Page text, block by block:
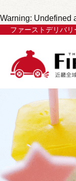
Warning: Undefined
ファーストデリバ